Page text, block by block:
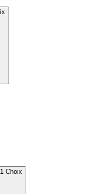
Choix